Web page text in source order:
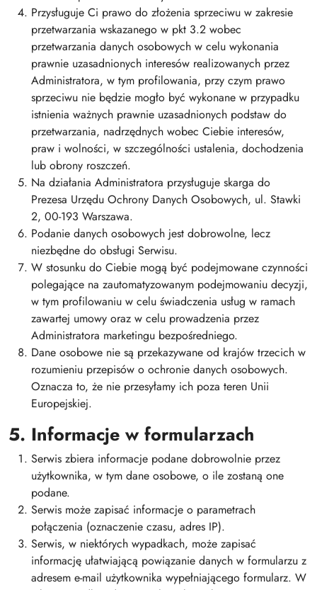
Przysługuje Ci prawo do złożenia sprzeciwu w zakresie
przetwarzania wskazanego w pkt 3.2 wobec
przetwarzania danych osobowych w celu wykonania
prawnie uzasadnionych interesów realizowanych przez
Administratora, w tym profilowania, przy czym prawo
sprzeciwu nie będzie mogło być wykonane w przypadku
istnienia ważnych prawnie uzasadnionych podstaw do
przetwarzania, nadrzędnych wobec Ciebie interesów,
praw i wolności, w szczególności ustalenia, dochodzenia
lub obrony roszczeń.
Na działania Administratora przysługuje skarga do
Prezesa Urzędu Ochrony Danych Osobowych, ul. Stawki
2, 00-193 Warszawa.
Podanie danych osobowych jest dobrowolne, lecz
niezbędne do obsługi Serwisu.
W stosunku do Ciebie mogą być podejmowane czynności
polegające na zautomatyzowanym podejmowaniu decyzji,
w tym profilowaniu w celu świadczenia usług w ramach
zawartej umowy oraz w celu prowadzenia przez
Administratora marketingu bezpośredniego.
Dane osobowe nie są przekazywane od krajów trzecich w
rozumieniu przepisów o ochronie danych osobowych.
Oznacza to, że nie przesyłamy ich poza teren Unii
Europejskiej.
5. Informacje w formularzach
Serwis zbiera informacje podane dobrowolnie przez
użytkownika, w tym dane osobowe, o ile zostaną one
podane.
Serwis może zapisać informacje o parametrach
połączenia (oznaczenie czasu, adres IP).
Serwis, w niektórych wypadkach, może zapisać
informację ułatwiającą powiązanie danych w formularzu z
adresem e-mail użytkownika wypełniającego formularz. W